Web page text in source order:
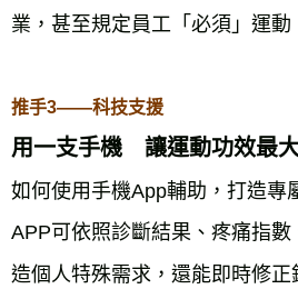
業，甚至規定員工「必須」運動
推手3——科技支援
用一支手機 讓運動功效最
如何使用手機App輔助，打造專
APP可依照診斷結果、疼痛指
造個人特殊需求，還能即時修